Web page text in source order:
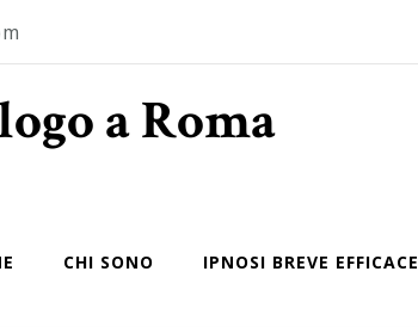
a Roma
CHI SONO IPNOSI BREVE EFFICACE